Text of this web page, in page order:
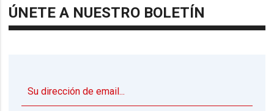
ÚNETE A NUESTRO BOLETÍN